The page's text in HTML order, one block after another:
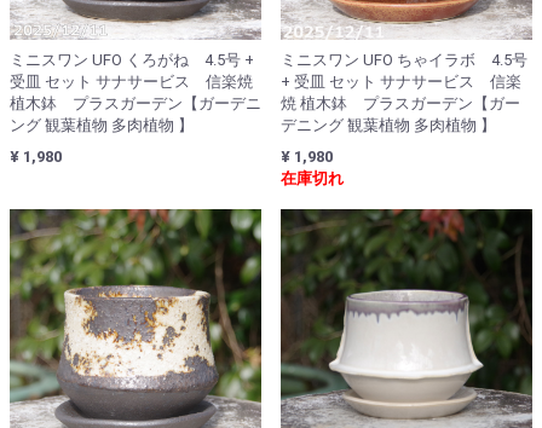
ミニスワン UFO くろがね 4.5号 +
受皿 セット サナサービス 信楽焼
植木鉢 プラスガーデン【ガーデニ
ング 観葉植物 多肉植物 】
¥ 1,980
ミニスワン UFO ちゃイラボ 4.5号
+ 受皿 セット サナサービス 信楽
焼 植木鉢 プラスガーデン【ガー
デニング 観葉植物 多肉植物 】
¥ 1,980
在庫切れ